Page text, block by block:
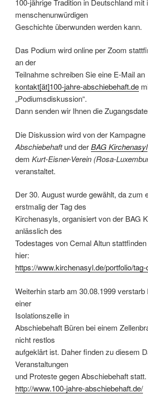
menschenunwürdigen
Geschichte überwunden werden kann.
Das Podium wird online per Zoom
an der
Teilnahme schreiben Sie eine E-Mail an
kontakt[ät]100-jahre-abschiebehaft.de
„Podiumsdiskussion“.
Dann senden wir Ihnen die
Die Diskussion wird von der Kampagne
Abschiebehaftund derBAG Kirchenasyl
dem Kurt-Eisner-Verein (Rosa-
veranstaltet.
Der 30. August wurde gewählt, da zum
erstmalig der Tag des
Kirchenasyls, organisiert von der BAG
anlässlich des
Todestages von Cemal Altun
hier:
https://www.kirchenasyl.de/portfolio/
Weiterhin starb am 30.08.1999 verstarb
einer
Isolationszelle in
Abschiebehaft Büren bei einem
nicht restlos
aufgeklärt ist. Daher finden zu diesem
Veranstaltungen
und Proteste gegen Abschiebehaft statt.
http://www.100-jahre-abschiebehaft.de/